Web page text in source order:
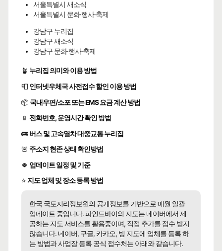
서울특별시 새소식
서울특별시 문화·행사·축제
강남구 누리집
강남구 새소식
강남구 문화·행사·축제
🪴 누리집 의미와 이용 방법
📮 인터넷우체국 사전접수 할인 이용 방법
📦 국내우편/소포 또는 EMS 요금 계산 방법
📱 전화번호, 운영시간 확인 방법
🚌버스 및 고속열차 대중교통 누리집
🚨 주소지 현존 상태 확인방법
🍀 업데이트 일정 및 기준
⭐ 지도 업체 및 장소 등록 방법
한국 국토지리정보원의 공개정보를 기반으로 매월 일괄
업데이트 중입니다. 파인드바이의 지도는 네이버에서 제
공하는 지도 서비스를 활용중이며, 직접 추가를 접수 받지
않습니다. 네이버, 구글, 카카오, 빙 지도에 업체를 등록 하
는 방법과 사업장 등록 공식 접수처는 아래와 같습니다.